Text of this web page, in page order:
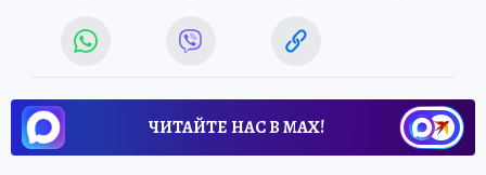
ЧИТАЙТЕ НАС В МАХ!